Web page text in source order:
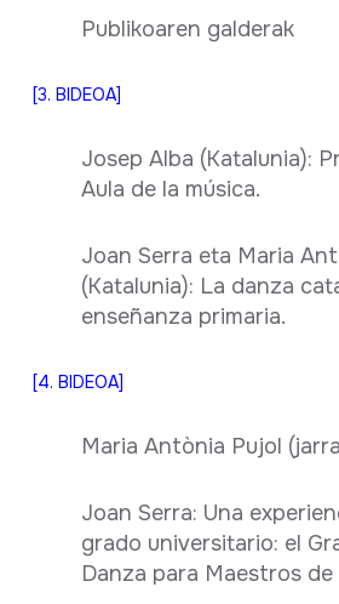
Publikoaren galderak
[3. BIDEOA]
Josep Alba (Katalunia):
Aula de la música.
Joan Serra eta Maria
(Katalunia): La danza
enseñanza primaria.
[4. BIDEOA]
Maria Antònia Pujol
Joan Serra: Una
grado universitario: el
Danza para Maestros de